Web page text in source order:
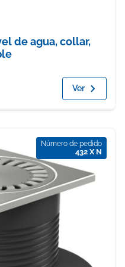
de agua, collar,
Ver
Número de pedido
432 X N